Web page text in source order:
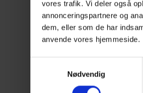
vores trafik. Vi deler også
annonceringspartnere og
dem, eller som de har
anvende vores hjemmeside.
Nødvendig